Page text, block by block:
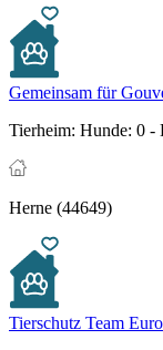
Gemeinsam für
Tierheim: Hunde: 0 -
Herne (44649)
Tierschutz Team